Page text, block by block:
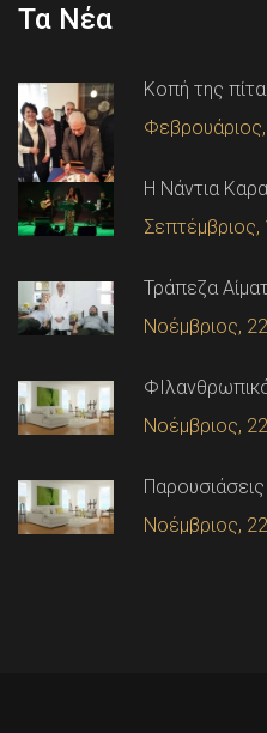
Τα Νέα
Κοπή της
Η Νάντια
Σεπτέμβριος,
Τράπεζα
Νοέμβριος,
Νοέμβριος,
Νοέμβριος,